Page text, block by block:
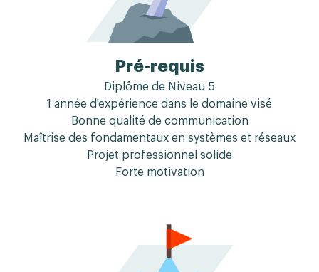
Pré-requis
Diplôme de Niveau 5
1 année d'expérience dans le domaine visé
Bonne qualité de communication
Maîtrise des fondamentaux en systèmes et réseaux
Projet professionnel solide
Forte motivation